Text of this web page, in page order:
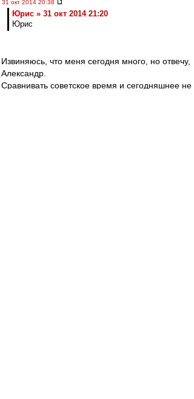
31 окт 2014 20:38
Юрис » 31 окт 2014 21:20
Юрис
Извиняюсь, что меня сегодня много, но отвечу,
Александр.
Сравнивать советское время и сегодняшнее не